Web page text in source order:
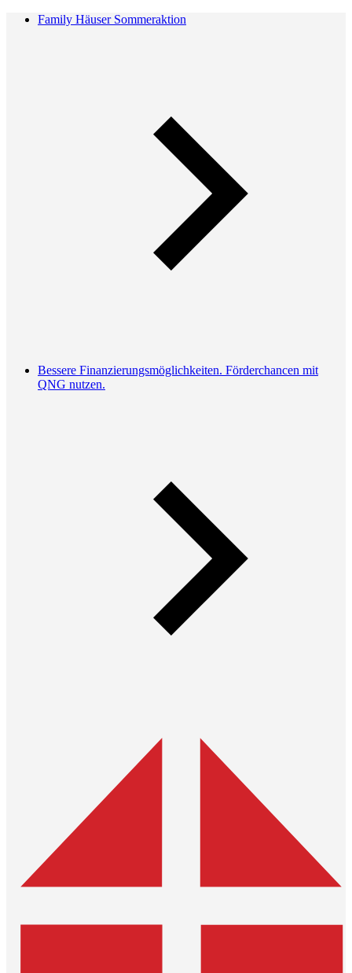
Family Häuser Sommeraktion
Bessere Finanzierungsmöglichkeiten. Förderchancen mit
QNG nutzen.